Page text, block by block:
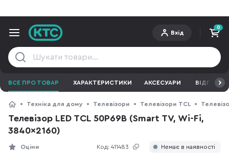
Вхід
0
ВСЕ ПРО ТОВАР ХАРАКТЕРИСТИКИ АКСЕСУАРИ ВІДГУКИ
Техніка для дому Телевізори Телевізори TCL
Телевізор LED TCL 50P69B (Smart TV, Wi-Fi,
3840x2160)
Код: 411483
Оціни Немає в наявності